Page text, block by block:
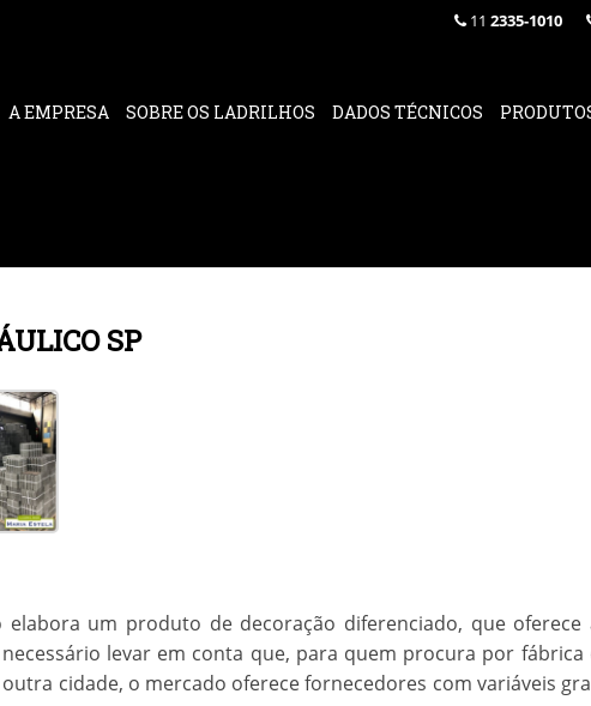
11 2335-1010
A EMPRESA SOBRE OS LADRILHOS DADOS TÉCNICOS
SP
elabora um produto de decoração diferenciado, que oferece
levar em conta que, para quem procura por fábrica
cidade, o mercado oferece fornecedores com variáveis